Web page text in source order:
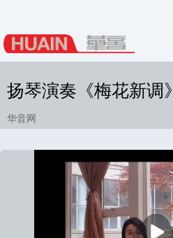
扬琴演奏《梅花新调》
华音网
放